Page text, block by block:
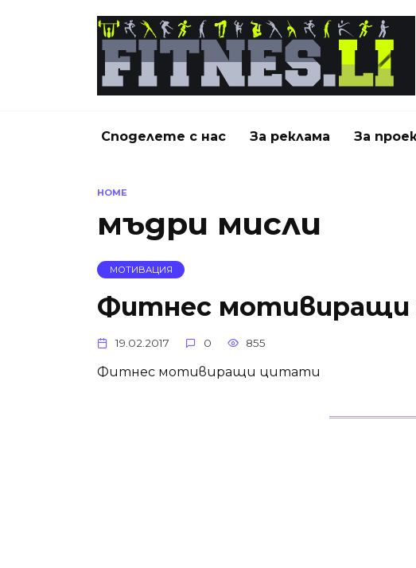
Споделете с нас За реклама За
HOME
мъдри мисли
МОТИВАЦИЯ
Фитнес
19.02.2017 0 855
Фитнес мотивиращи цитати